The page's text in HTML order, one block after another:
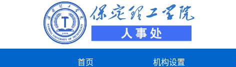
首页 机构设置